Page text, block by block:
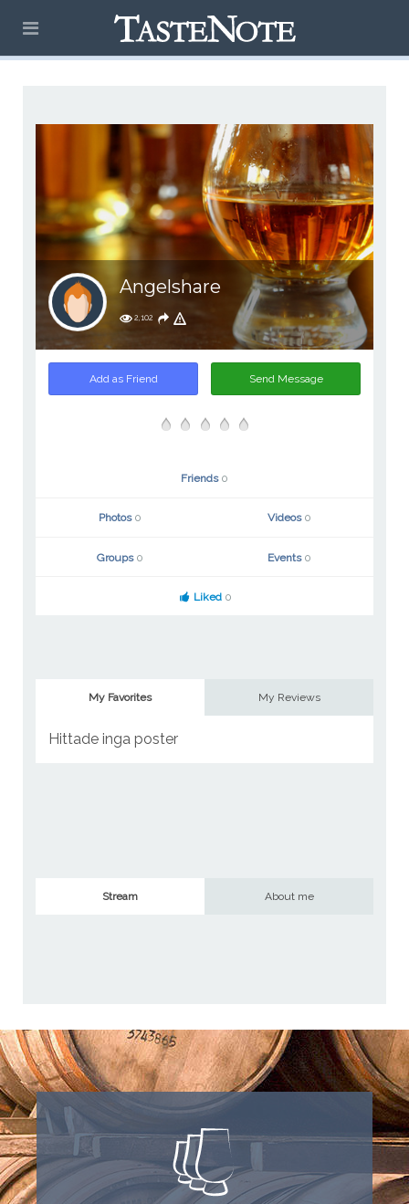
Angelshare
2,102
Add as Friend Send Message
Friends 0
Photos 0 Videos 0
Groups 0 Events 0
Liked 0
My Favorites My Reviews
Hittade inga poster
Stream About me